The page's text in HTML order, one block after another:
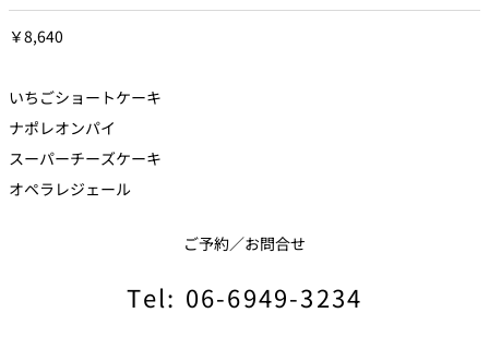
￥8,640
いちごショートケーキ
ナポレオンパイ
スーパーチーズケーキ
オペラレジェール
ご予約／お問合せ
Tel: 06-6949-3234